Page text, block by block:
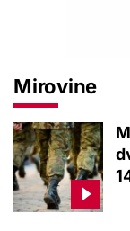
Mirovine